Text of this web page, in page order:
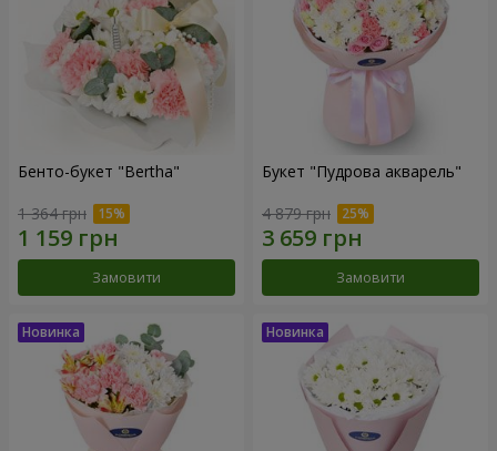
Бенто-букет "Bertha"
1 364 грн
Замовити
Букет "Пудрова акварель"
4 879 грн
Замовити